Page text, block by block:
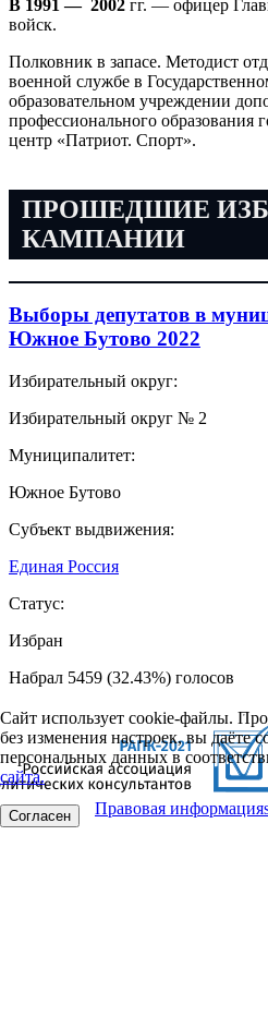
В 1991 — 2002 гг. — офицер
войск.
Полковник в запасе. Методист
военной службе в
образовательном учреждении
профессионального
центр «Патриот. Спорт».
ПРОШЕДШИЕ
КАМПАНИИ
Выборы депутатов в
Южное Бутово 2022
Избирательный округ:
Избирательный округ № 2
Муниципалитет:
Южное Бутово
Субъект выдвижения:
Единая Россия
Статус:
Избран
Набрал 5459 (32.43%) голосов
Сайт использует cookie-файлы.
без изменения настроек, вы даёте
персональных данных в
сайта.
Согласен Правовая информация